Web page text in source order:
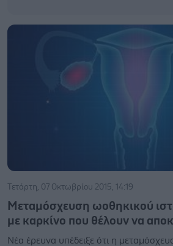
Τετάρτη, 07 Οκτωβρίου 2015, 14:19
Μεταμόσχευση ωοθηκικού
με καρκίνο που θέλουν να
Νέα έρευνα υπέδειξε ότι η